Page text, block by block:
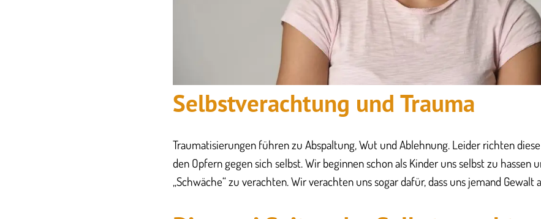
Selbstverachtung und Trauma
​​Traumatisierungen führen zu Abspaltung, Wut und Ablehnung. Leider richten
den Opfern gegen sich selbst. Wir beginnen schon als Kinder uns selbst zu hassen
„Schwäche“ zu verachten. Wir verachten uns sogar dafür, dass uns jemand Gewalt